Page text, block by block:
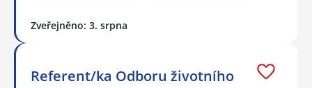
Zveřejněno: 3. srpna
Referent/ka Odboru životního